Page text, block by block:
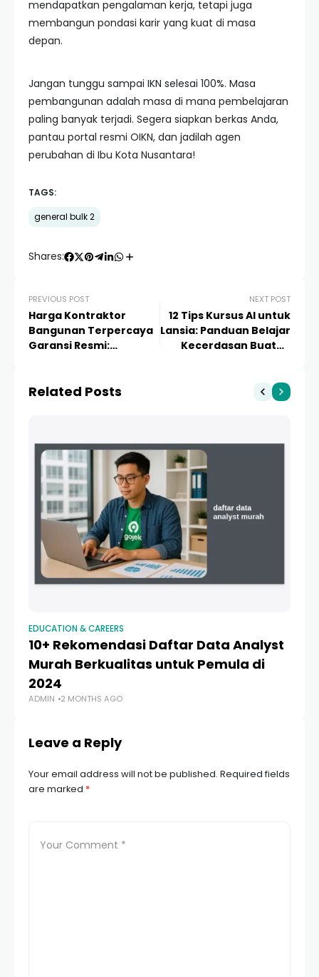
mendapatkan pengalaman kerja, tetapi juga
membangun pondasi karir yang kuat di masa
depan.
Jangan tunggu sampai IKN selesai 100%. Masa
pembangunan adalah masa di mana pembelajaran
paling banyak terjadi. Segera siapkan berkas Anda,
pantau portal resmi OIKN, dan jadilah agen
perubahan di Ibu Kota Nusantara!
TAGS:
general bulk 2
Shares:
PREVIOUS POST
Harga Kontraktor
Bangunan Terpercaya
Garansi Resmi:
Profesional
NEXT POST
12 Tips Kursus AI untuk
Lansia: Panduan Belajar
Kecerdasan Buatan
Related Posts
EDUCATION & CAREERS
10+ Rekomendasi Daftar Data Analyst
Murah Berkualitas untuk Pemula di
2024
ADMIN 2 MONTHS AGO
Leave a Reply
Your email address will not be published. Required fields
are marked *